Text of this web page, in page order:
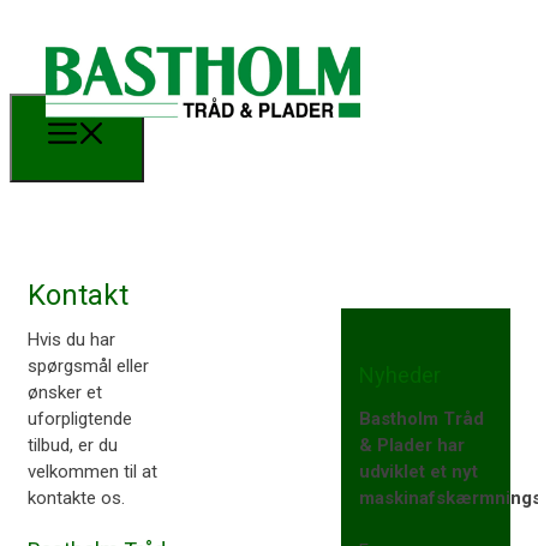
Kontakt​
Hvis du har
spørgsmål eller
ønsker et
uforpligtende
tilbud, er du
velkommen til at
kontakte os.​
Nyheder
Bastholm Tråd
& Plader har
udviklet et nyt